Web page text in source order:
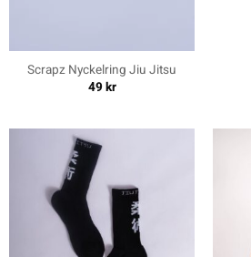
Scrapz Nyckelring Jiu Jitsu
49kr